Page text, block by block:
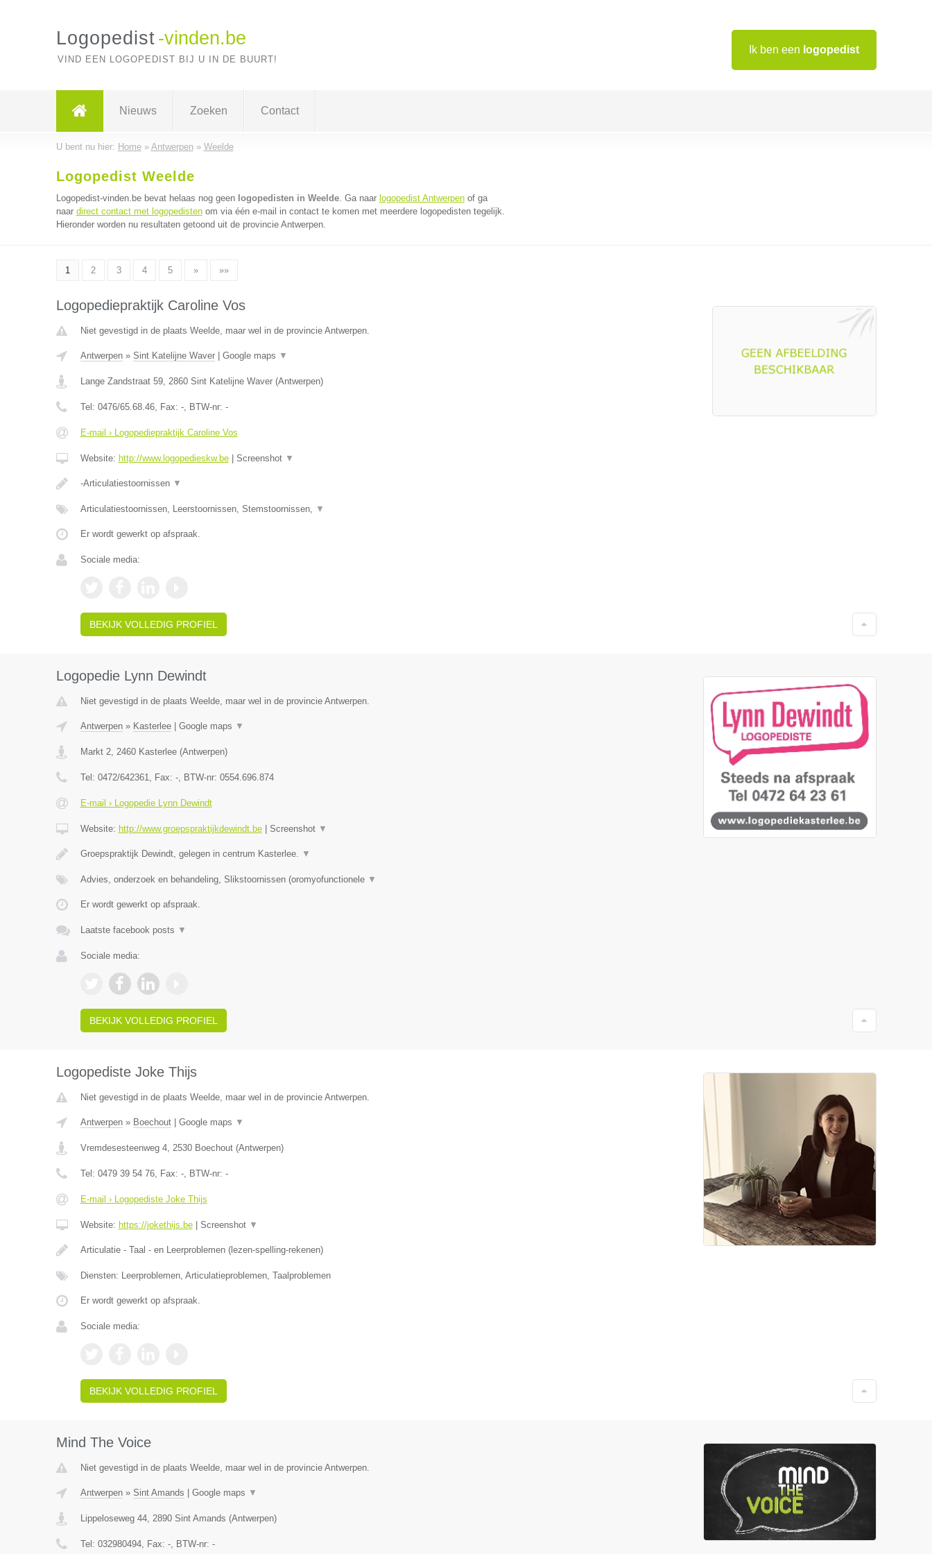
Ik ben een logopedist
Logopedist -vinden.be
VIND EEN LOGOPEDIST BIJ U IN DE BUURT!
Nieuws Zoeken Contact
U bent nu hier: Home» Antwerpen» Weelde
Logopedist Weelde
Logopedist-vinden.be bevat helaas nog geen logopedisten in Weelde. Ga naar logopedist Antwerpenof ga
naar direct contact met logopedistenom via één e-mail in contact te komen met meerdere logopedisten tegelijk.
Hieronder worden nu resultaten getoond uit de provincie Antwerpen.
1 2 3 4 5 » »»
Logopediepraktijk Caroline Vos
Niet gevestigd in de plaats Weelde, maar wel in de provincie Antwerpen.
Antwerpen» Sint Katelijne Waver| Google maps ▼
Lange Zandstraat 59, 2860 Sint Katelijne Waver(Antwerpen)
Tel: 0476/65.68.46, Fax: -, BTW-nr: -
E-mail › Logopediepraktijk Caroline Vos
Website: http://www.logopedieskw.be| Screenshot ▼
-Articulatiestoornissen ▼
Articulatiestoornissen, Leerstoornissen, Stemstoornissen, ▼
Er wordt gewerkt op afspraak.
Sociale media:
BEKIJK VOLLEDIG PROFIEL
Logopedie Lynn Dewindt
Niet gevestigd in de plaats Weelde, maar wel in de provincie Antwerpen.
Antwerpen» Kasterlee| Google maps ▼
Markt 2, 2460 Kasterlee(Antwerpen)
Tel: 0472/642361, Fax: -, BTW-nr: 0554.696.874
E-mail › Logopedie Lynn Dewindt
Website: http://www.groepspraktijkdewindt.be| Screenshot ▼
Groepspraktijk Dewindt, gelegen in centrum Kasterlee. ▼
Advies, onderzoek en behandeling, Slikstoornissen (oromyofunctionele ▼
Er wordt gewerkt op afspraak.
Laatste facebook posts ▼
Sociale media:
BEKIJK VOLLEDIG PROFIEL
Logopediste Joke Thijs
Niet gevestigd in de plaats Weelde, maar wel in de provincie Antwerpen.
Antwerpen» Boechout| Google maps ▼
Vremdesesteenweg 4, 2530 Boechout(Antwerpen)
Tel: 0479 39 54 76, Fax: -, BTW-nr: -
E-mail › Logopediste Joke Thijs
Website: https://jokethijs.be| Screenshot ▼
Articulatie - Taal - en Leerproblemen (lezen-spelling-rekenen)
Diensten: Leerproblemen, Articulatieproblemen, Taalproblemen
Er wordt gewerkt op afspraak.
Sociale media:
BEKIJK VOLLEDIG PROFIEL
Mind The Voice
Niet gevestigd in de plaats Weelde, maar wel in de provincie Antwerpen.
Antwerpen» Sint Amands Google maps ▼
Lippeloseweg 44, 2890 Sint Amands (Antwerpen)
Tel: 032980494, Fax: -, BTW-nr: -